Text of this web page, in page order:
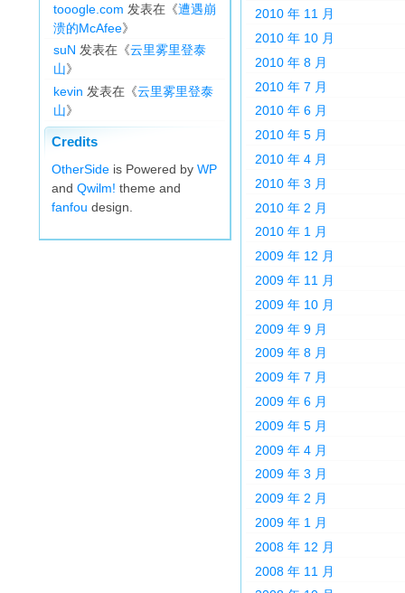
tooogle.com 发表在《遭遇崩
溃的McAfee》
suN 发表在《云里雾里登泰
山》
kevin 发表在《云里雾里登泰
山》
Credits
OtherSide is Powered by WP
and Qwilm! theme and
fanfou design.
2010 年 11 月
2010 年 10 月
2010 年 8 月
2010 年 7 月
2010 年 6 月
2010 年 5 月
2010 年 4 月
2010 年 3 月
2010 年 2 月
2010 年 1 月
2009 年 12 月
2009 年 11 月
2009 年 10 月
2009 年 9 月
2009 年 8 月
2009 年 7 月
2009 年 6 月
2009 年 5 月
2009 年 4 月
2009 年 3 月
2009 年 2 月
2009 年 1 月
2008 年 12 月
2008 年 11 月